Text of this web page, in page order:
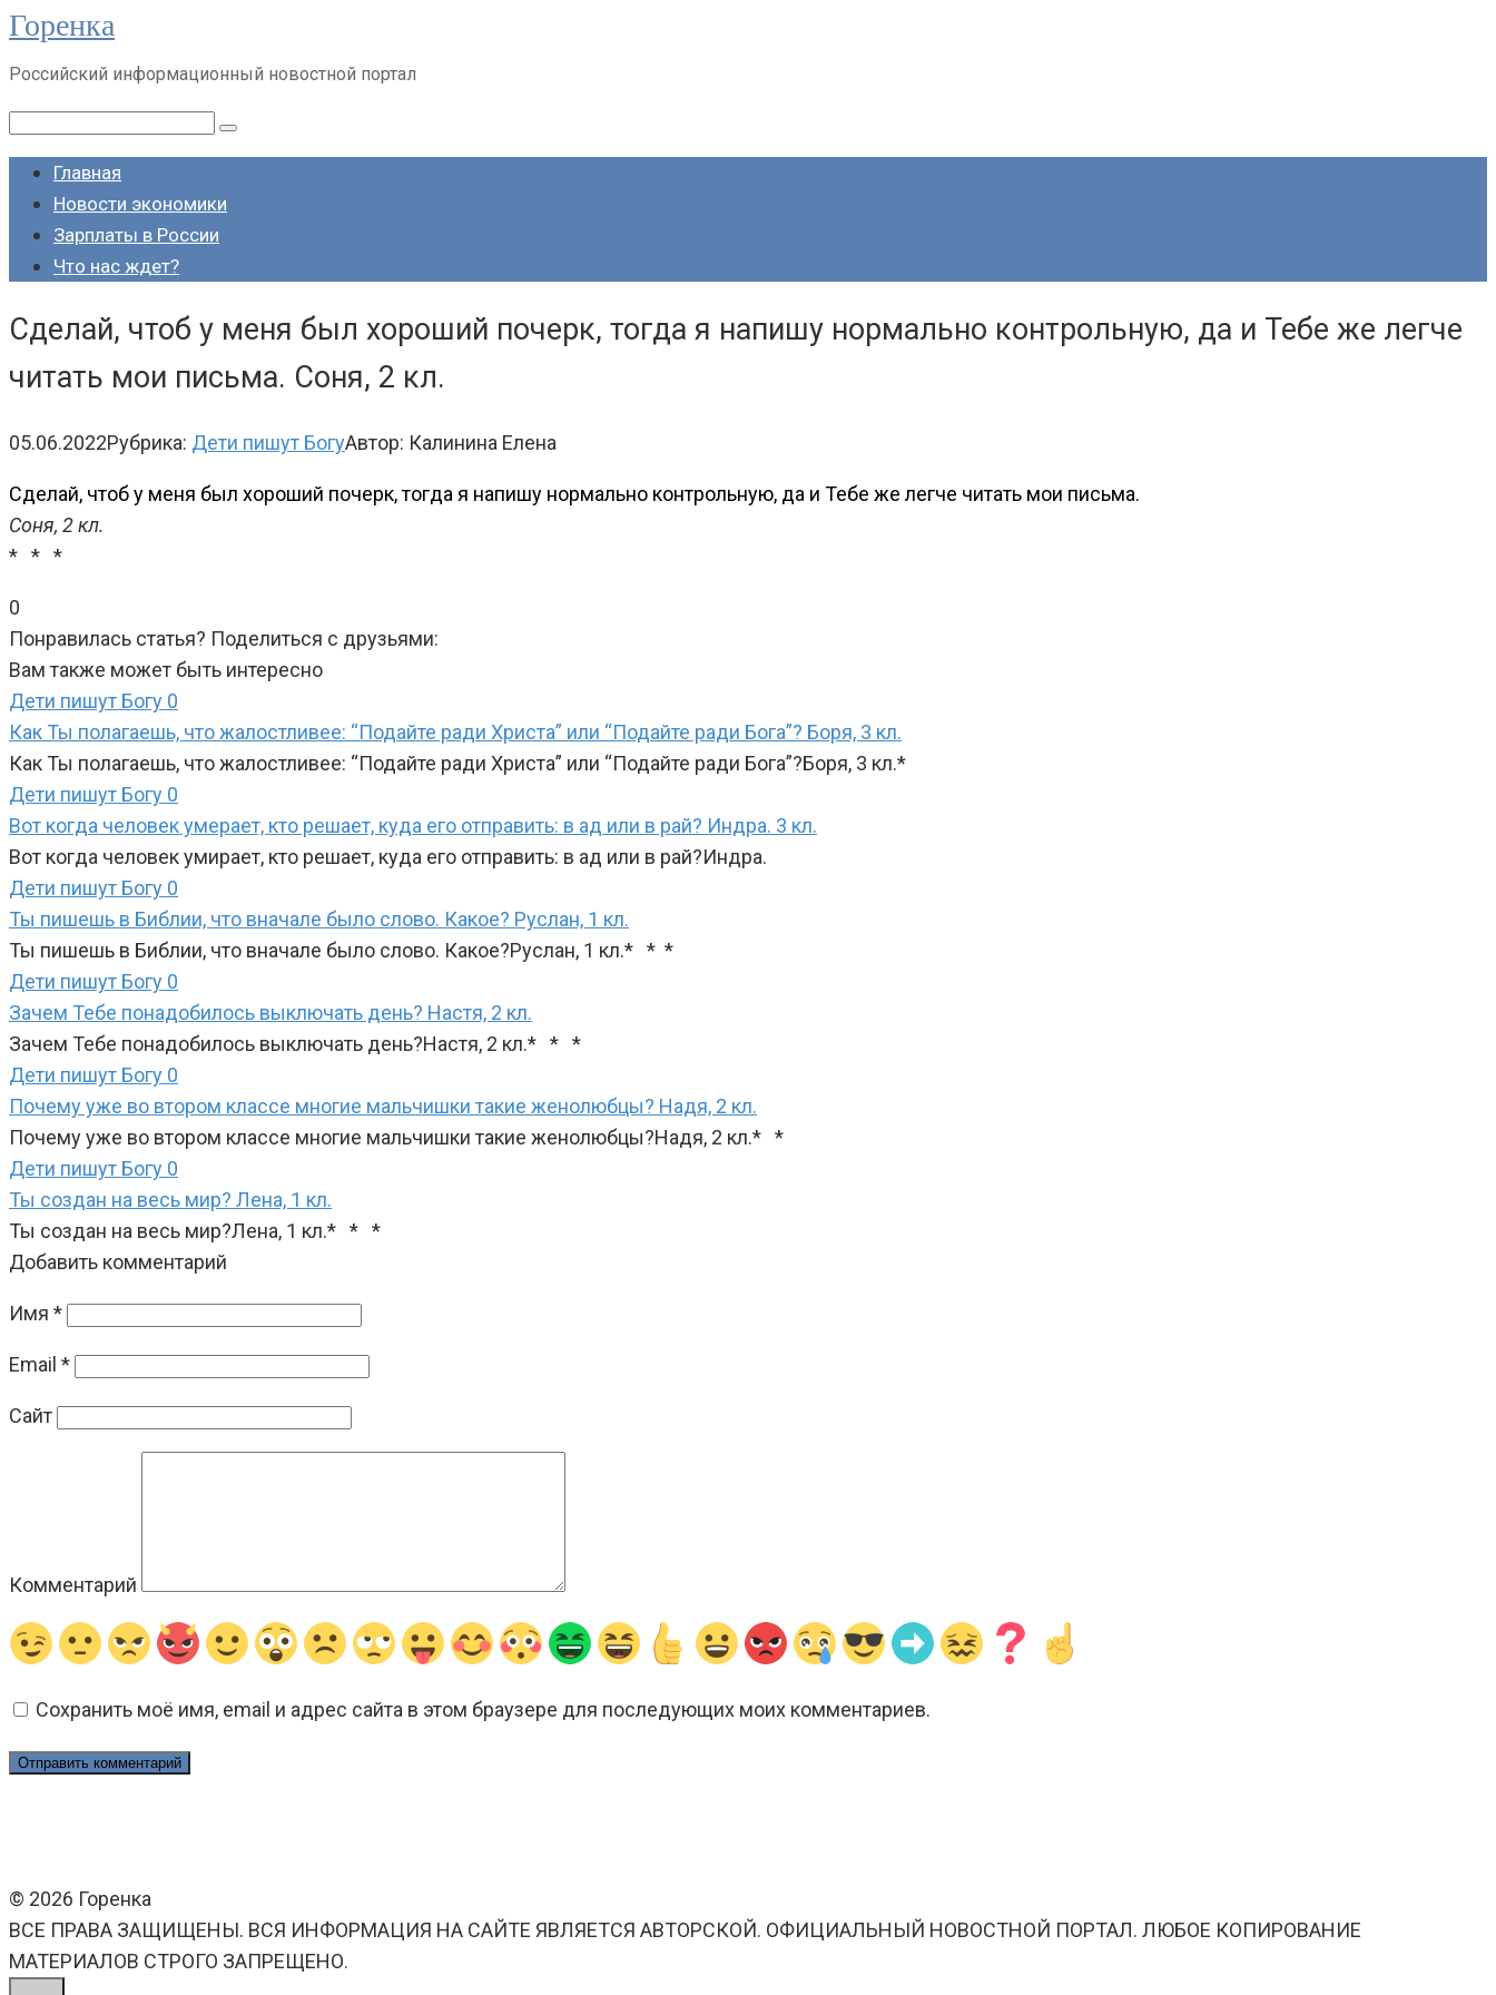
Перейти
контенту
Горенка
Российский информационный новостной портал
Поиск:
Главная
Новости экономики
Зарплаты в России
Что нас ждет?
Сделай, чтоб у меня был хороший почерк, тогда я напишу нормально контрольную, да и Тебе же легче
читать мои письма. Соня, 2 кл.
05.06.2022Рубрика: Дети пишут БогуАвтор: Калинина Елена
Сделай, чтоб у меня был хороший почерк, тогда я напишу нормально контрольную, да и Тебе же легче читать мои письма.
Соня, 2 кл.
* * *
0
Понравилась статья? Поделиться с друзьями:
Вам также может быть интересно
Дети пишут Богу 0
Как Ты полагаешь, что жалостливее: “Подайте ради Христа” или “Подайте ради Бога”? Боря, 3 кл.
Как Ты полагаешь, что жалостливее: “Подайте ради Христа” или “Подайте ради Бога”?Боря, 3 кл.*
Дети пишут Богу 0
Вот когда человек умерает, кто решает, куда его отправить: в ад или в рай? Индра. 3 кл.
Вот когда человек умирает, кто решает, куда его отправить: в ад или в рай?Индра.
Дети пишут Богу 0
Ты пишешь в Библии, что вначале было слово. Какое? Руслан, 1 кл.
Ты пишешь в Библии, что вначале было слово. Какое?Руслан, 1 кл.* * *
Дети пишут Богу 0
Зачем Тебе понадобилось выключать день? Настя, 2 кл.
Зачем Тебе понадобилось выключать день?Настя, 2 кл.* * *
Дети пишут Богу 0
Почему уже во втором классе многие мальчишки такие женолюбцы? Надя, 2 кл.
Почему уже во втором классе многие мальчишки такие женолюбцы?Надя, 2 кл.* *
Дети пишут Богу 0
Ты создан на весь мир? Лена, 1 кл.
Ты создан на весь мир?Лена, 1 кл.* * *
Добавить комментарий
Имя *
Email *
Сайт
Комментарий
Сохранить моё имя, email и адрес сайта в этом браузере для последующих моих комментариев.
© 2026 Горенка
ВСЕ ПРАВА ЗАЩИЩЕНЫ. ВСЯ ИНФОРМАЦИЯ НА САЙТЕ ЯВЛЯЕТСЯ АВТОРСКОЙ. ОФИЦИАЛЬНЫЙ НОВОСТНОЙ ПОРТАЛ. ЛЮБОЕ КОПИРОВАНИЕ
МАТЕРИАЛОВ СТРОГО ЗАПРЕЩЕНО.